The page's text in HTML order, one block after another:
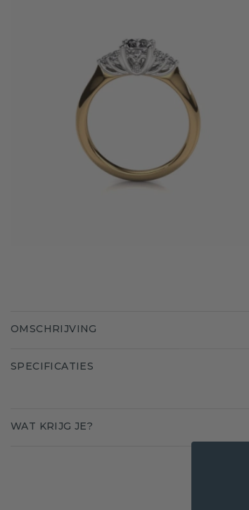
OMSCHRIJVING
SPECIFICATIES
WAT KRIJG JE?